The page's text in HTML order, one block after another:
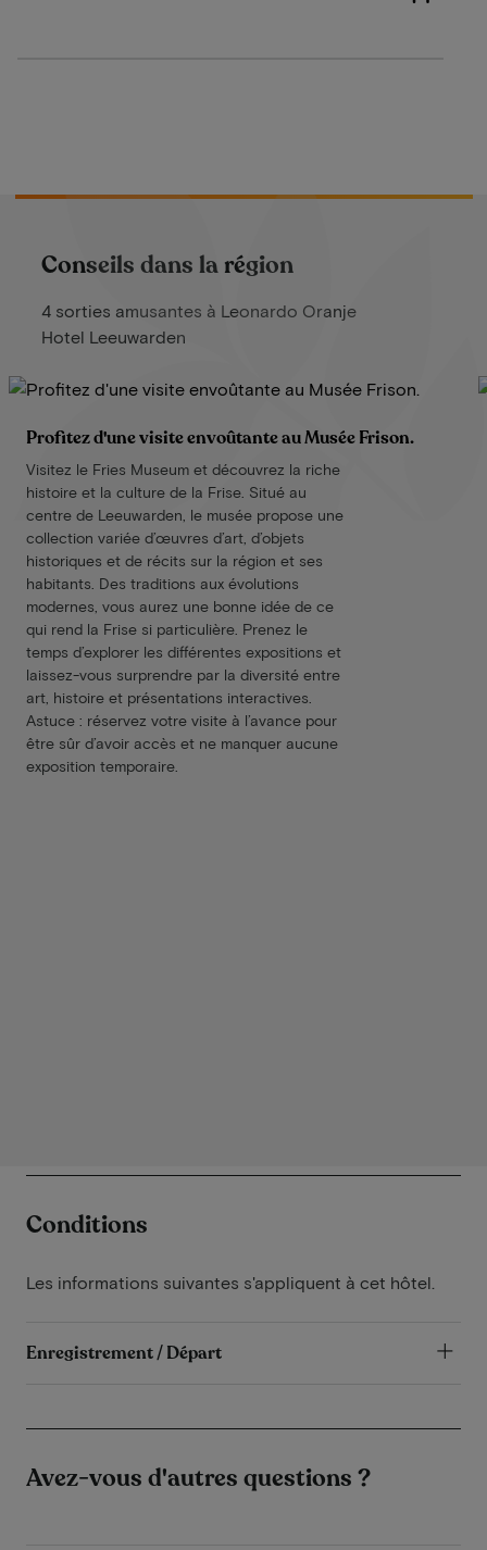
Conseils dans la région
4 sorties amusantes à Leonardo Oranje
Hotel Leeuwarden
Profitez d'une visite envoûtante au Musée Frison.
Visitez le Fries Museum et découvrez la riche
histoire et la culture de la Frise. Situé au
centre de Leeuwarden, le musée propose une
collection variée d’œuvres d’art, d’objets
historiques et de récits sur la région et ses
habitants. Des traditions aux évolutions
modernes, vous aurez une bonne idée de ce
qui rend la Frise si particulière. Prenez le
temps d’explorer les différentes expositions et
laissez-vous surprendre par la diversité entre
art, histoire et présentations interactives.
Astuce : réservez votre visite à l’avance pour
être sûr d’avoir accès et ne manquer aucune
exposition temporaire.
Conditions
Les informations suivantes s'appliquent à cet hôtel.
Enregistrement / Départ
Avez-vous d'autres questions ?